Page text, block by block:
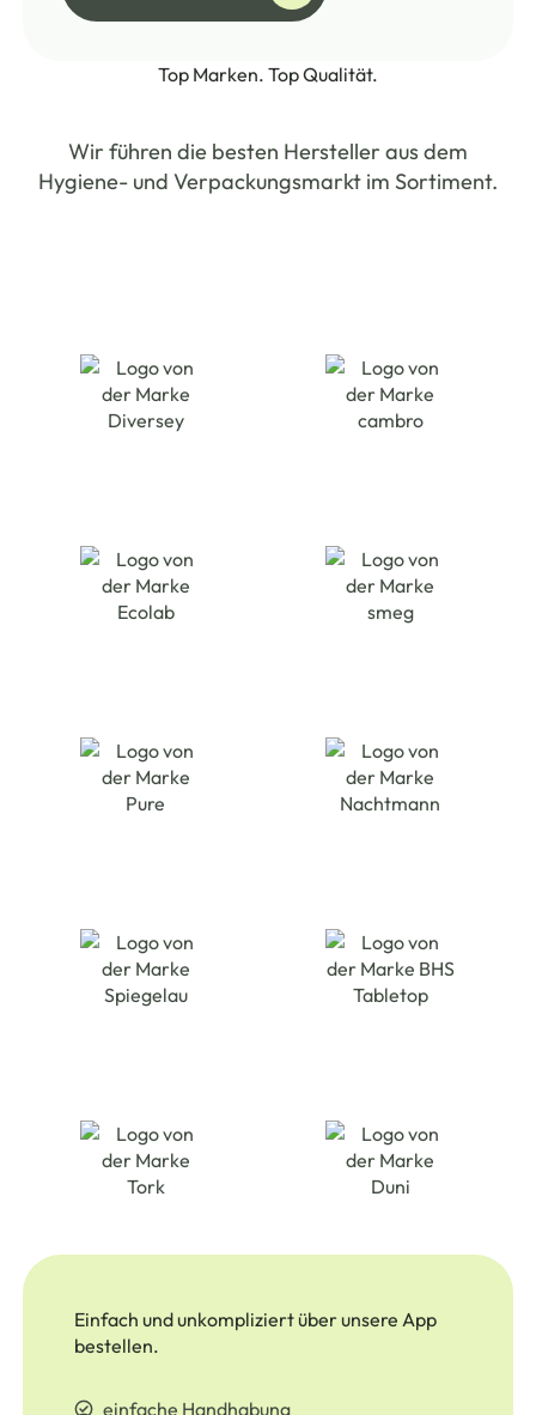
Top Marken. Top Qualität.
Wir führen die besten Hersteller aus dem
Hygiene- und Verpackungsmarkt im Sortiment.
Einfach und unkompliziert über unsere App
bestellen.
einfache Handhabung